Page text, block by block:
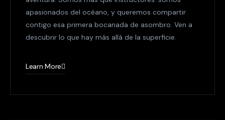
apasionados del océano, y queremos compartir
contigo esa primera bocanada de asombro. Ven a
descubrir lo que hay más allá de la superficie.
Learn More